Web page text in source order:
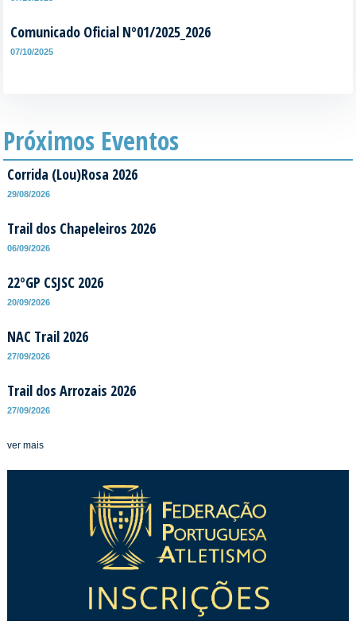
Comunicado Oficial Nº01/2025_2026
07/10/2025
Próximos Eventos
Corrida (Lou)Rosa 2026
29/08/2026
Trail dos Chapeleiros 2026
06/09/2026
22ºGP CSJSC 2026
20/09/2026
NAC Trail 2026
27/09/2026
Trail dos Arrozais 2026
27/09/2026
ver mais